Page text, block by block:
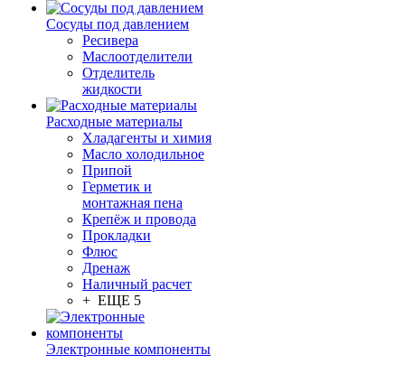
Сосуды под давлением
Ресивера
Маслоотделители
Отделитель
жидкости
Расходные материалы
Хладагенты и химия
Масло холодильное
Припой
Герметик и
монтажная пена
Крепёж и провода
Прокладки
Флюс
Дренаж
Наличный расчет
+ ЕЩЕ 5
Электронные компоненты